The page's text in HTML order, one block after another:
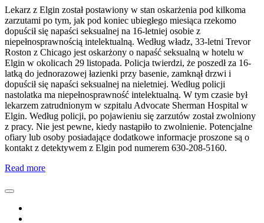
Lekarz z Elgin został postawiony w stan oskarżenia pod kilkoma
zarzutami po tym, jak pod koniec ubiegłego miesiąca rzekomo
dopuścił się napaści seksualnej na 16-letniej osobie z
niepełnosprawnością intelektualną. Według władz, 33-letni Trevor
Roston z Chicago jest oskarżony o napaść seksualną w hotelu w
Elgin w okolicach 29 listopada. Policja twierdzi, że poszedł za 16-
latką do jednorazowej łazienki przy basenie, zamknął drzwi i
dopuścił się napaści seksualnej na nieletniej. Według policji
nastolatka ma niepełnosprawność intelektualną. W tym czasie był
lekarzem zatrudnionym w szpitalu Advocate Sherman Hospital w
Elgin. Według policji, po pojawieniu się zarzutów został zwolniony
z pracy. Nie jest pewne, kiedy nastąpiło to zwolnienie. Potencjalne
ofiary lub osoby posiadające dodatkowe informacje proszone są o
kontakt z detektywem z Elgin pod numerem 630-208-5160.
Read more